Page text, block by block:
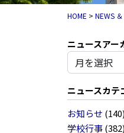
HOME > NEWS
アー
ニュースカテ
お知らせ (140)
学校行事(382)